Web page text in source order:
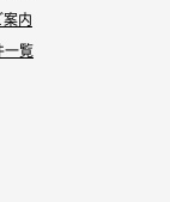
内
一覧